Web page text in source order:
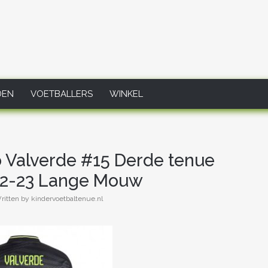
VOETBALLERS WINKEL
#15 Derde tenue
23 Lange Mouw
by kindervoetbaltenue.nl